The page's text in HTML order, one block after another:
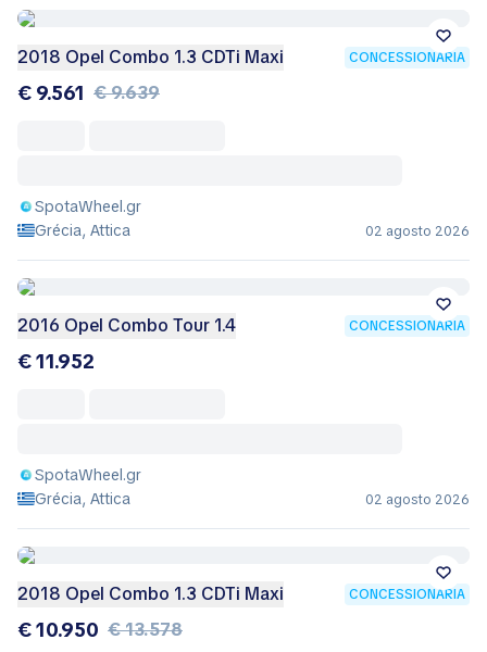
2018 Opel Combo 1.3 CDTi Maxi CONCESSIONÁRIA
€ 9.561 € 9.639
SpotaWheel.gr
Grécia, Attica
02 agosto 2026
2016 Opel Combo Tour 1.4 CONCESSIONÁRIA
€ 11.952
SpotaWheel.gr
Grécia, Attica
02 agosto 2026
2018 Opel Combo 1.3 CDTi Maxi CONCESSIONÁRIA
€ 10.950 € 13.578